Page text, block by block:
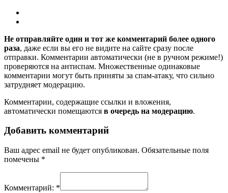
Не отправляйте один и тот же комментарий более одного
раза, даже если вы его не видите на сайте сразу после
отправки. Комментарии автоматически (не в ручном режиме!)
проверяются на антиспам. Множественные одинаковые
комментарии могут быть приняты за спам-атаку, что сильно
затрудняет модерацию.
Комментарии, содержащие ссылки и вложения,
автоматически помещаются в очередь на модерацию.
Добавить комментарий
Ваш адрес email не будет опубликован. Обязательные поля
помечены *
Комментарий: *